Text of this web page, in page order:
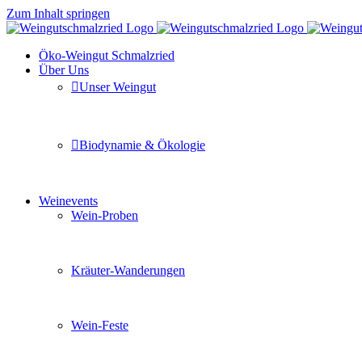
Zum Inhalt springen
Öko-Weingut Schmalzried
Über Uns
Unser Weingut
Biodynamie & Ökologie
Weinevents
Wein-Proben
Kräuter-Wanderungen
Wein-Feste